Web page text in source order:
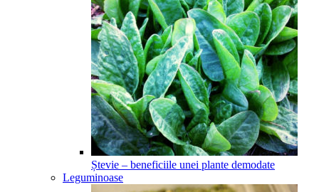
Ștevie – beneficiile unei plante demodate
Leguminoase